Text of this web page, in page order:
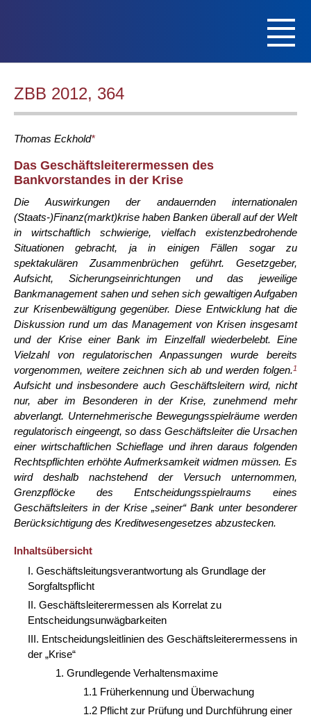
ZBB 2012, 364
Thomas Eckhold*
Das Geschäftsleiterermessen des
Bankvorstandes in der Krise
Die Auswirkungen der andauernden internationalen
(Staats-)Finanz(markt)krise haben Banken überall auf der Welt
in wirtschaftlich schwierige, vielfach existenzbedrohende
Situationen gebracht, ja in einigen Fällen sogar zu
spektakulären Zusammenbrüchen geführt. Gesetzgeber,
Aufsicht, Sicherungseinrichtungen und das jeweilige
Bankmanagement sahen und sehen sich gewaltigen Aufgaben
zur Krisenbewältigung gegenüber. Diese Entwicklung hat die
Diskussion rund um das Management von Krisen insgesamt
und der Krise einer Bank im Einzelfall wiederbelebt. Eine
Vielzahl von regulatorischen Anpassungen wurde bereits
vorgenommen, weitere zeichnen sich ab und werden folgen.1
Aufsicht und insbesondere auch Geschäftsleitern wird, nicht
nur, aber im Besonderen in der Krise, zunehmend mehr
abverlangt. Unternehmerische Bewegungsspielräume werden
regulatorisch eingeengt, so dass Geschäftsleiter die Ursachen
einer wirtschaftlichen Schieflage und ihren daraus folgenden
Rechtspflichten erhöhte Aufmerksamkeit widmen müssen. Es
wird deshalb nachstehend der Versuch unternommen,
Grenzpflöcke des Entscheidungsspielraums eines
Geschäftsleiters in der Krise „seiner“ Bank unter besonderer
Berücksichtigung des Kreditwesengesetzes abzustecken.
Inhaltsübersicht
I. Geschäftsleitungsverantwortung als Grundlage der
Sorgfaltspflicht
II. Geschäftsleiterermessen als Korrelat zu
Entscheidungsunwägbarkeiten
III. Entscheidungsleitlinien des Geschäftsleiterermessens in
der „Krise“
1. Grundlegende Verhaltensmaxime
1.1 Früherkennung und Überwachung
1.2 Pflicht zur Prüfung und Durchführung einer